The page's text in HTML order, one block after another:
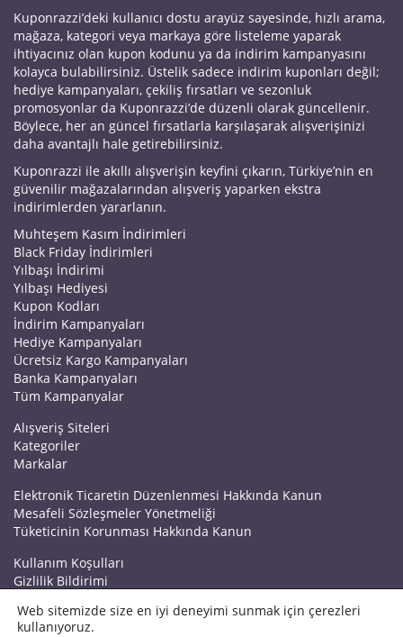
Kuponrazzi’deki kullanıcı dostu arayüz sayesinde, hızlı arama,
mağaza, kategori veya markaya göre listeleme yaparak
ihtiyacınız olan kupon kodunu ya da indirim kampanyasını
kolayca bulabilirsiniz. Üstelik sadece indirim kuponları değil;
hediye kampanyaları, çekiliş fırsatları ve sezonluk
promosyonlar da Kuponrazzi’de düzenli olarak güncellenir.
Böylece, her an güncel fırsatlarla karşılaşarak alışverişinizi
daha avantajlı hale getirebilirsiniz.
Kuponrazzi ile akıllı alışverişin keyfini çıkarın, Türkiye’nin en
güvenilir mağazalarından alışveriş yaparken ekstra
indirimlerden yararlanın.
Muhteşem Kasım İndirimleri
Black Friday İndirimleri
Yılbaşı İndirimi
Yılbaşı Hediyesi
Kupon Kodları
İndirim Kampanyaları
Hediye Kampanyaları
Ücretsiz Kargo Kampanyaları
Banka Kampanyaları
Tüm Kampanyalar
Alışveriş Siteleri
Kategoriler
Markalar
Elektronik Ticaretin Düzenlenmesi Hakkında Kanun
Mesafeli Sözleşmeler Yönetmeliği
Tüketicinin Korunması Hakkında Kanun
Kullanım Koşulları
Gizlilik Bildirimi
Kuponrazzi Blog
Web sitemizde size en iyi deneyimi sunmak için çerezleri
kullanıyoruz.